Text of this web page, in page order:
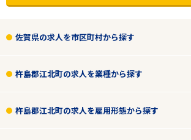
佐賀県の求人を市区町村から探す
杵島郡江北町の求人を業種から探す
杵島郡江北町の求人を雇用形態から探す